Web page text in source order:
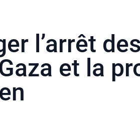
l’arrêt des
et la